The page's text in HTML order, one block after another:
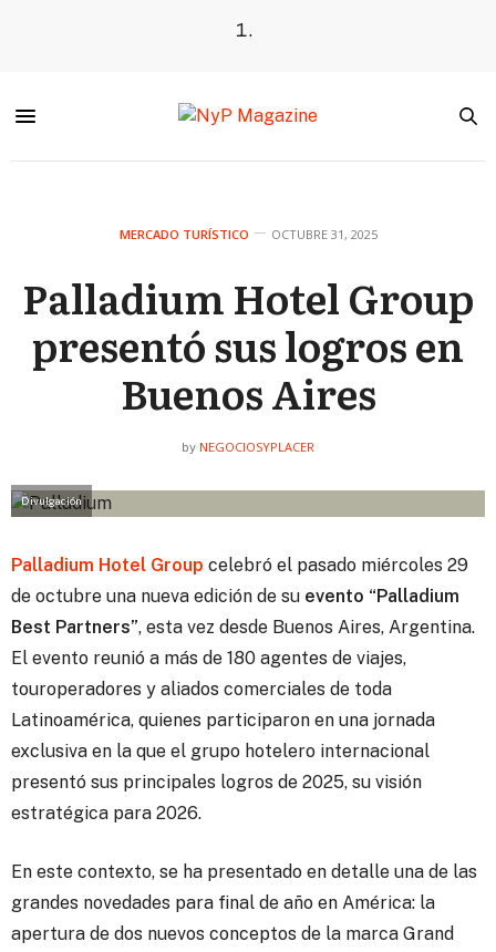
MERCADO TURÍSTICO OCTUBRE 31, 2025
Palladium Hotel Group
presentó sus logros en
Buenos Aires
by NEGOCIOSYPLACER
Divulgación
Palladium Hotel Group celebró el pasado miércoles 29
de octubre una nueva edición de su evento “Palladium
Best Partners”, esta vez desde Buenos Aires, Argentina.
El evento reunió a más de 180 agentes de viajes,
touroperadores y aliados comerciales de toda
Latinoamérica, quienes participaron en una jornada
exclusiva en la que el grupo hotelero internacional
presentó sus principales logros de 2025, su visión
estratégica para 2026.
En este contexto, se ha presentado en detalle una de las
grandes novedades para final de año en América: la
apertura de dos nuevos conceptos de la marca Grand